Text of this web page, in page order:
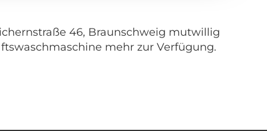
46, Braunschweig mutwillig
mehr zur Verfügung.